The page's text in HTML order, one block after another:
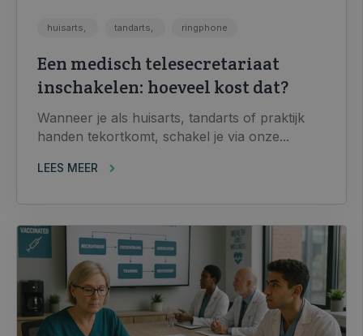
huisarts, tandarts, ringphone
Een medisch telesecretariaat
inschakelen: hoeveel kost dat?
Wanneer je als huisarts, tandarts of praktijk
handen tekortkomt, schakel je via onze...
LEES MEER